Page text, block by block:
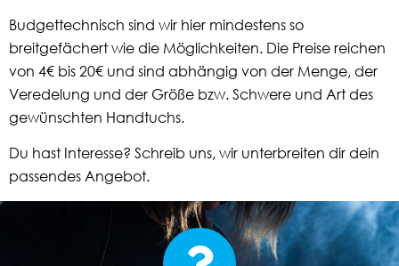
Budgettechnisch sind wir hier mindestens so
breitgefächert wie die Möglichkeiten. Die Preise reichen
von 4€ bis 20€ und sind abhängig von der Menge, der
Veredelung und der Größe bzw. Schwere und Art des
gewünschten Handtuchs.
Du hast Interesse? Schreib uns, wir unterbreiten dir dein
passendes Angebot.